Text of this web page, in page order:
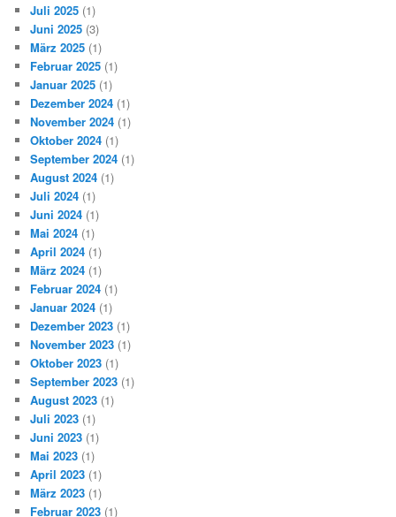
Juli 2025 (1)
Juni 2025 (3)
März 2025 (1)
Februar 2025 (1)
Januar 2025 (1)
Dezember 2024 (1)
November 2024 (1)
Oktober 2024 (1)
September 2024 (1)
August 2024 (1)
Juli 2024 (1)
Juni 2024 (1)
Mai 2024 (1)
April 2024 (1)
März 2024 (1)
Februar 2024 (1)
Januar 2024 (1)
Dezember 2023 (1)
November 2023 (1)
Oktober 2023 (1)
September 2023 (1)
August 2023 (1)
Juli 2023 (1)
Juni 2023 (1)
Mai 2023 (1)
April 2023 (1)
März 2023 (1)
Februar 2023 (1)